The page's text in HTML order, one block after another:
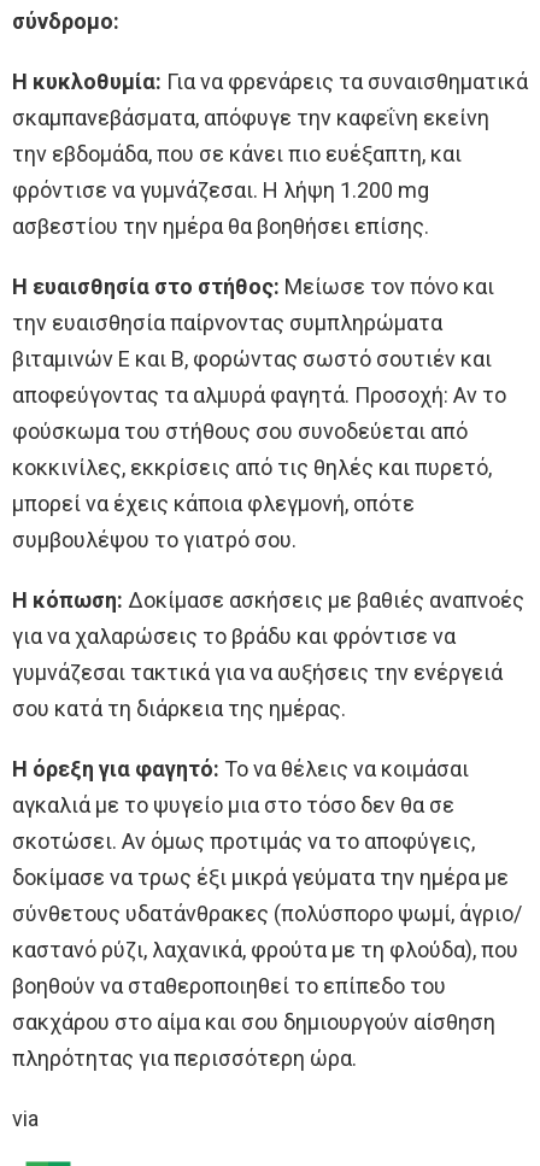
σύνδρομο:
Η κυκλοθυμία: Για να φρενάρεις τα συναισθηματικά
σκαμπανεβάσματα, απόφυγε την καφεΐνη εκείνη
την εβδομάδα, που σε κάνει πιο ευέξαπτη, και
φρόντισε να γυμνάζεσαι. Η λήψη 1.200 mg
ασβεστίου την ημέρα θα βοηθήσει επίσης.
Η ευαισθησία στο στήθος: Μείωσε τον πόνο και
την ευαισθησία παίρνοντας συμπληρώματα
βιταμινών Ε και Β, φορώντας σωστό σουτιέν και
αποφεύγοντας τα αλμυρά φαγητά. Προσοχή: Αν το
φούσκωμα του στήθους σου συνοδεύεται από
κοκκινίλες, εκκρίσεις από τις θηλές και πυρετό,
μπορεί να έχεις κάποια φλεγμονή, οπότε
συμβουλέψου το γιατρό σου.
Η κόπωση: Δοκίμασε ασκήσεις με βαθιές αναπνοές
για να χαλαρώσεις το βράδυ και φρόντισε να
γυμνάζεσαι τακτικά για να αυξήσεις την ενέργειά
σου κατά τη διάρκεια της ημέρας.
Η όρεξη για φαγητό: Το να θέλεις να κοιμάσαι
αγκαλιά με το ψυγείο μια στο τόσο δεν θα σε
σκοτώσει. Αν όμως προτιμάς να το αποφύγεις,
δοκίμασε να τρως έξι μικρά γεύματα την ημέρα με
σύνθετους υδατάνθρακες (πολύσπορο ψωμί, άγριο/
καστανό ρύζι, λαχανικά, φρούτα με τη φλούδα), που
βοηθούν να σταθεροποιηθεί το επίπεδο του
σακχάρου στο αίμα και σου δημιουργούν αίσθηση
πληρότητας για περισσότερη ώρα.
via